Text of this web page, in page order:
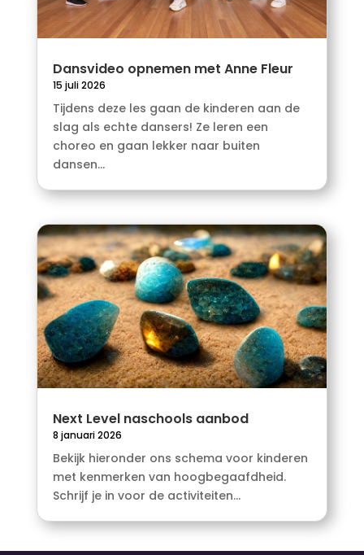
Dansvideo opnemen met Anne Fleur
15 juli 2026
Tijdens deze les gaan de kinderen aan de
slag als echte dansers! Ze leren een
choreo en gaan lekker naar buiten
dansen...
Next Level naschools aanbod
8 januari 2026
Bekijk hieronder ons schema voor kinderen
met kenmerken van hoogbegaafdheid.
Schrijf je in voor de activiteiten...